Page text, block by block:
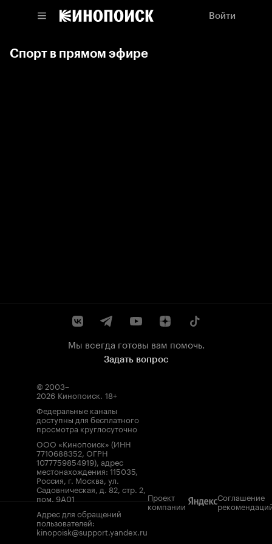
Войти
Спорт в прямом эфире
Мы всегда готовы вам помочь.
Задать вопрос
© 2003–
2026 Кинопоиск. 18+
Федеральные каналы
доступны для бесплатного
просмотра круглосуточно
ООО «Кинопоиск» (ИНН
7710688352, ОГРН
1077759854919), адрес
местонахождения: 115035,
Россия, г. Москва, ул.
Садовническая, д. 82, стр. 2,
пом. 9А01
Адрес для обращений
пользователей:
kinopoisk@support.yandex.ru
Проект
компании
Соглашение